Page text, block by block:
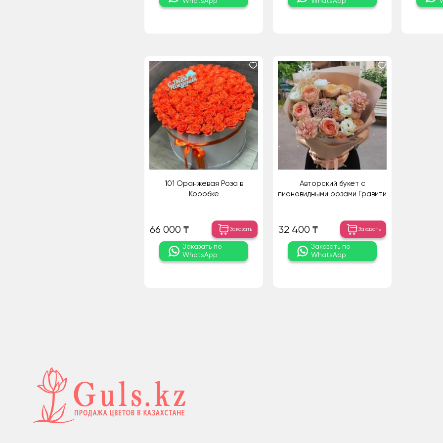
101 Оранжевая Роза в
Коробке
66 000 ₸ Заказать
Заказать по
WhatsApp
Авторский букет с
пионовидными розами Гравити
32 400 ₸ Заказать
Заказать по
WhatsApp